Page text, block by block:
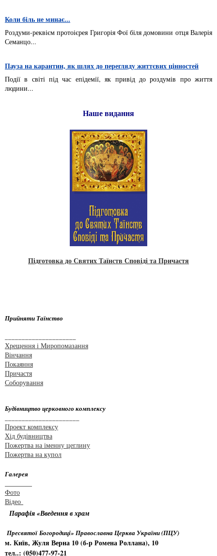
Коли біль не минає...
Роздуми-реквієм протоієрея Григорія Фої біля домовини отця Валерія
Семанцо...
Пауза на карантин, як шлях до перегляду життєвих цінностей
Події в світі під час епідемії, як привід до роздумів про життя
людини...
Наше видання
Підготовка до Святих Таїнств Сповіді та Причастя
Прийняти Таїнство
Хрещення і Миропомазання
Вінчання
Покаяння
Причастя
Соборування
Будівництво церковного комплексу
Проект комплексу
Хід будівництва
Пожертва на іменну цеглину
Пожертва на купол
Галерея
Фото
Відео
Парафія «Введення в храм
Пресвятої Богородиці» Православна Церква України (ПЦУ)
м. Київ, Жуля Верна 10 (б-р Ромена Роллана), 10
тел..: (050)477-97-21